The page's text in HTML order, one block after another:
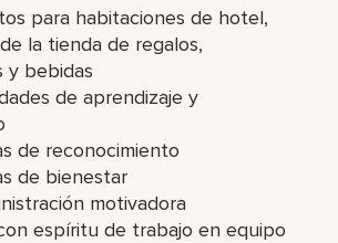
para habitaciones de hotel,
la tienda de regalos,
y bebidas
de aprendizaje y
de reconocimiento
de bienestar
motivadora
espíritu de trabajo en equipo